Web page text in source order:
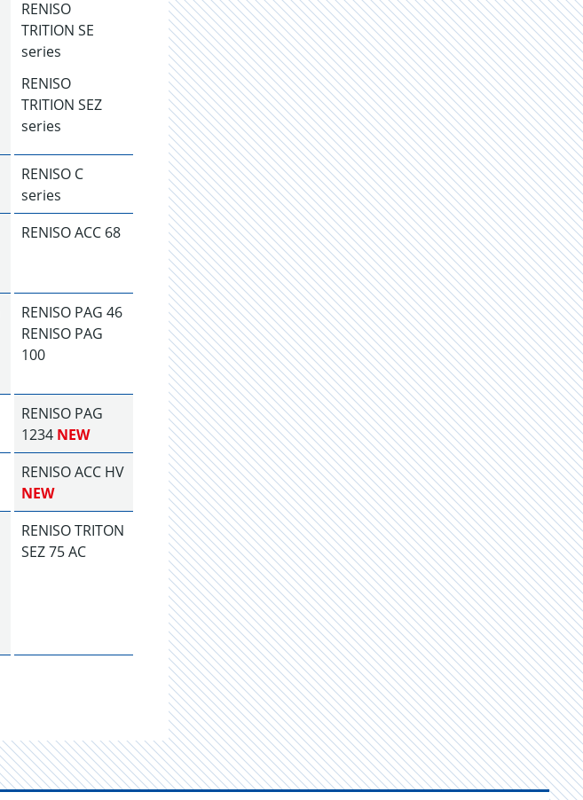
RENISO
TRITION SE
series
RENISO
TRITION SEZ
series
RENISO C
series
RENISO ACC 68
RENISO PAG 46
RENISO PAG
100
RENISO PAG
1234 NEW
RENISO ACC HV
NEW
RENISO TRITON
SEZ 75 AC